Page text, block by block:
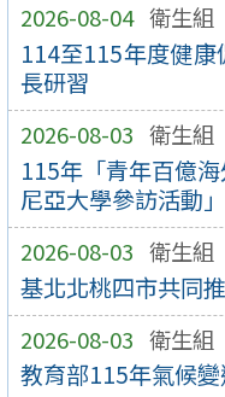
2026-08-04 衛生組
114至115年度健
長研習
2026-08-03 衛生組
115年「青年百億
尼亞大學參訪活動
2026-08-03 衛生組
基北北桃四市共同
2026-08-03 衛生組
教育部115年氣候